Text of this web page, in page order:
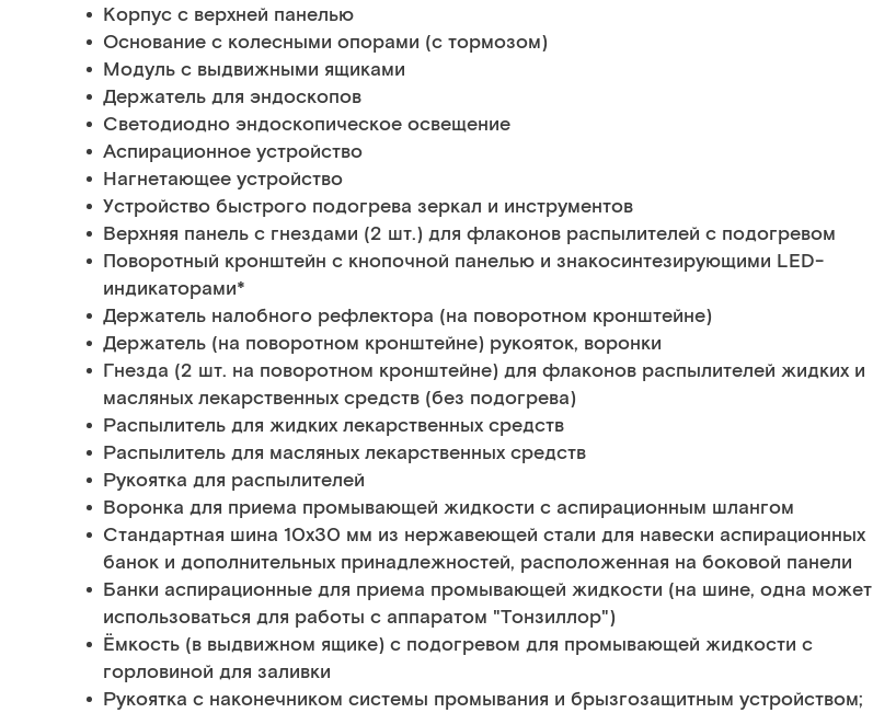
Корпус с верхней панелью
Основание с колесными опорами (с тормозом)
Модуль с выдвижными ящиками
Держатель для эндоскопов
Светодиодно эндоскопическое освещение
Аспирационное устройство
Нагнетающее устройство
Устройство быстрого подогрева зеркал и инструментов
Верхняя панель с гнездами (2 шт.) для флаконов распылителей с подогревом
Поворотный кронштейн с кнопочной панелью и знакосинтезирующими LED-
индикаторами*
Держатель налобного рефлектора (на поворотном кронштейне)
Держатель (на поворотном кронштейне) рукояток, воронки
Гнезда (2 шт. на поворотном кронштейне) для флаконов распылителей жидких и
масляных лекарственных средств (без подогрева)
Распылитель для жидких лекарственных средств
Распылитель для масляных лекарственных средств
Рукоятка для распылителей
Воронка для приема промывающей жидкости с аспирационным шлангом
Стандартная шина 10х30 мм из нержавеющей стали для навески аспирационных
банок и дополнительных принадлежностей, расположенная на боковой панели
Банки аспирационные для приема промывающей жидкости (на шине, одна может
использоваться для работы с аппаратом "Тонзиллор")
Ёмкость (в выдвижном ящике) с подогревом для промывающей жидкости с
горловиной для заливки
Рукоятка с наконечником системы промывания и брызгозащитным устройством;